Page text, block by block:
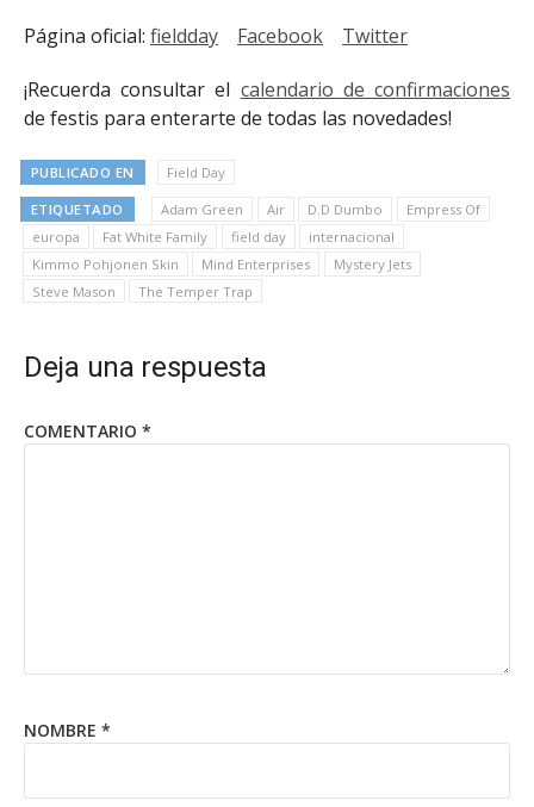
Página oficial: fieldday Facebook Twitter
¡Recuerda consultar el calendario de confirmaciones
de festis para enterarte de todas las novedades!
PUBLICADO EN Field Day
ETIQUETADO Adam Green Air D.D Dumbo
Empress Of
europa
Fat White Family field day
internacional
Kimmo Pohjonen Skin
Mind Enterprises
Mystery Jets
Steve Mason
The Temper Trap
Deja una respuesta
COMENTARIO *
NOMBRE *